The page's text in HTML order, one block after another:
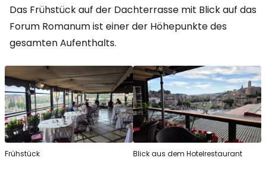
Das Frühstück auf der Dachterrasse mit Blick auf das
Forum Romanum ist einer der Höhepunkte des
gesamten Aufenthalts.
Frühstück Blick aus dem Hotelrestaurant